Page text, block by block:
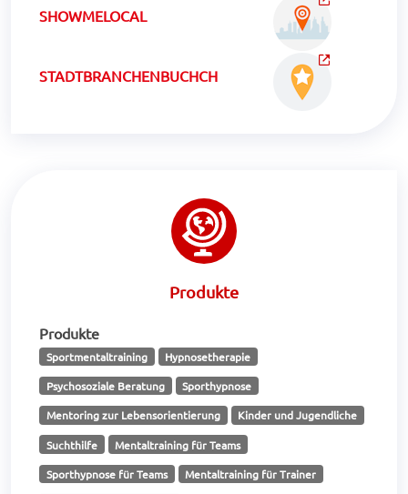
SHOWMELOCAL
STADTBRANCHENBUCHCH
Produkte
Produkte
Sportmentaltraining Hypnosetherapie
Psychosoziale Beratung Sporthypnose
Mentoring zur Lebensorientierung Kinder und Jugendliche
Suchthilfe Mentaltraining für Teams
Sporthypnose für Teams Mentaltraining für Trainer